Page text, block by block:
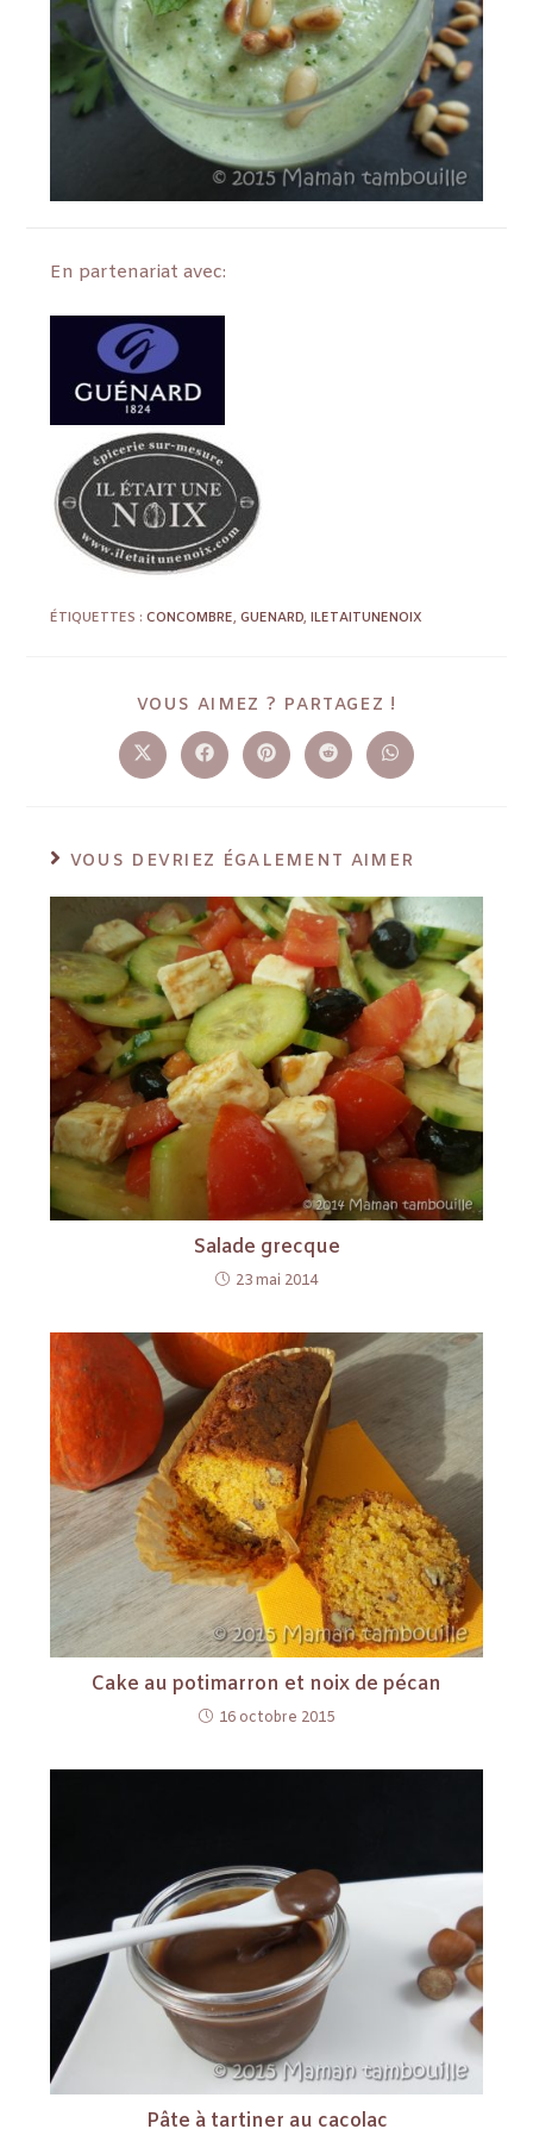
En partenariat avec:
ÉTIQUETTES :CONCOMBRE, GUENARD, ILETAITUNENOIX
VOUS AIMEZ ? PARTAGEZ !
VOUS DEVRIEZ ÉGALEMENT AIMER
Salade grecque
23 mai 2014
Cake au potimarron et noix de pécan
16 octobre 2015
Pâte à tartiner au cacolac